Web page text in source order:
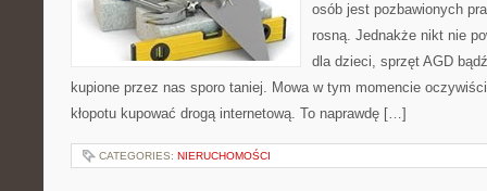
osób jest pozbawionych
rosną. Jednakże nikt nie
dla dzieci, sprzęt AGD
kupione przez nas sporo taniej. Mowa w tym momencie
kłopotu kupować drogą internetową. To naprawdę […]
CATEGORIES: NIERUCHOMOŚCI